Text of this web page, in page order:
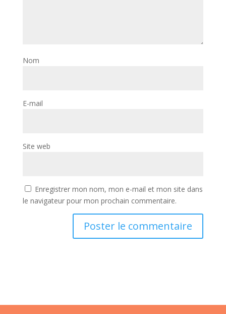
Nom
E-mail
Site web
Enregistrer mon nom, mon e-mail et mon site dans
le navigateur pour mon prochain commentaire.